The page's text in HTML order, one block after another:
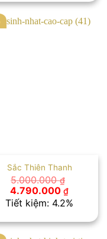
Sắc Thiên Thanh
5.000.000₫
Giá
gốc
là:
4.790.000 ₫Giá
hiện
tại
Tiết kiệm: 4.2%